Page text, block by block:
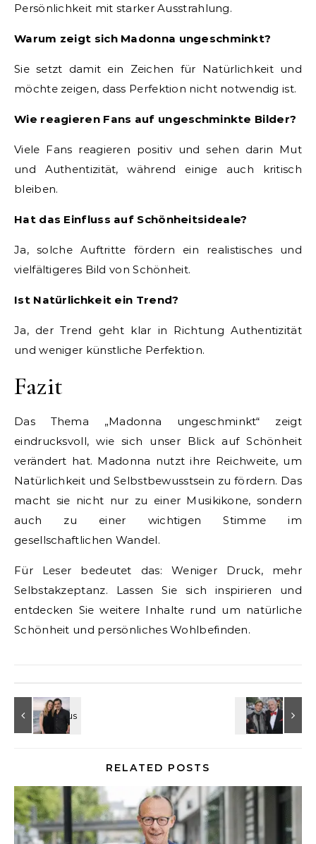
Persönlichkeit mit starker Ausstrahlung.
Warum zeigt sich Madonna ungeschminkt?
Sie setzt damit ein Zeichen für Natürlichkeit und
möchte zeigen, dass Perfektion nicht notwendig ist.
Wie reagieren Fans auf ungeschminkte Bilder?
Viele Fans reagieren positiv und sehen darin Mut
und Authentizität, während einige auch kritisch
bleiben.
Hat das Einfluss auf Schönheitsideale?
Ja, solche Auftritte fördern ein realistisches und
vielfältigeres Bild von Schönheit.
Ist Natürlichkeit ein Trend?
Ja, der Trend geht klar in Richtung Authentizität
und weniger künstliche Perfektion.
Fazit
Das Thema „Madonna ungeschminkt“ zeigt
eindrucksvoll, wie sich unser Blick auf Schönheit
verändert hat. Madonna nutzt ihre Reichweite, um
Natürlichkeit und Selbstbewusstsein zu fördern. Das
macht sie nicht nur zu einer Musikikone, sondern
auch zu einer wichtigen Stimme im
gesellschaftlichen Wandel.
Für Leser bedeutet das: Weniger Druck, mehr
Selbstakzeptanz. Lassen Sie sich inspirieren und
entdecken Sie weitere Inhalte rund um natürliche
Schönheit und persönliches Wohlbefinden.
RELATED POSTS